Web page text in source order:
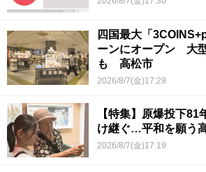
四国最大「
ーンにオープン 大
も 高松市
2026/8/7(金)17:29
【特集】原爆投下
け継ぐ…平和を願う
2026/8/7(金)17:19